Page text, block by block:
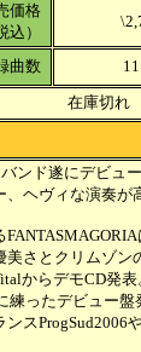
価格
込）
曲数
在庫切れ
ンド遂にデビュ
ヘヴィな演奏が
さとクリムゾ
からデモCD発
練ったデビュー
ンス